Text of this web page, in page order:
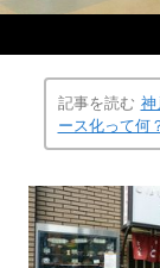
記事を読む 神
ース化って何